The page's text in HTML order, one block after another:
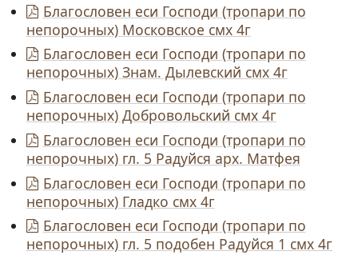
Благословен еси Господи (тропари по
непорочных) Московское смх 4г
Благословен еси Господи (тропари по
непорочных) Знам. Дылевский смх 4г
Благословен еси Господи (тропари по
непорочных) Добровольский смх 4г
Благословен еси Господи (тропари по
непорочных) гл. 5 Радуйся арх. Матфея
Благословен еси Господи (тропари по
непорочных) Гладко смх 4г
Благословен еси Господи (тропари по
непорочных) гл. 5 подобен Радуйся 1 смх 4г